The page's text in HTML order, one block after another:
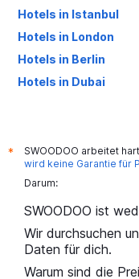
Hotels in Istanbul
Hotels in London
Hotels in Berlin
Hotels in Dubai
*
SWOODOO arbeitet
wird keine Garantie für
Darum:
SWOODOO ist
Wir durchsuchen
Daten für dich.
Warum sind die